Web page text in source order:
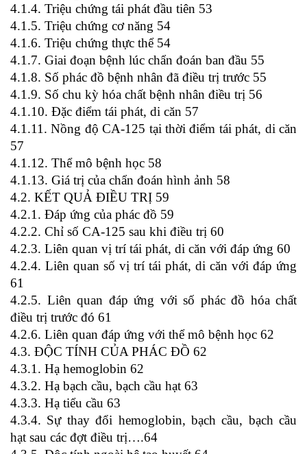
4.1.4. Triệu chứng tái phát đầu tiên 53
4.1.5. Triệu chứng cơ năng 54
4.1.6. Triệu chứng thực thể 54
4.1.7. Giai đoạn bệnh lúc chẩn đoán ban đầu 55
4.1.8. Số phác đồ bệnh nhân đã điều trị trước 55
4.1.9. Số chu kỳ hóa chất bệnh nhân điều trị 56
4.1.10. Đặc điểm tái phát, di căn 57
4.1.11. Nồng độ CA-125 tại thời điểm tái phát, di căn
57
4.1.12. Thể mô bệnh học 58
4.1.13. Giá trị của chẩn đoán hình ảnh 58
4.2. KẾT QUẢ ĐIỀU TRỊ 59
4.2.1. Đáp ứng của phác đồ 59
4.2.2. Chỉ số CA-125 sau khi điều trị 60
4.2.3. Liên quan vị trí tái phát, di căn với đáp ứng 60
4.2.4. Liên quan số vị trí tái phát, di căn với đáp ứng
61
4.2.5. Liên quan đáp ứng với số phác đồ hóa chất
điều trị trước đó 61
4.2.6. Liên quan đáp ứng với thể mô bệnh học 62
4.3. ĐỘC TÍNH CỦA PHÁC ĐỒ 62
4.3.1. Hạ hemoglobin 62
4.3.2. Hạ bạch cầu, bạch cầu hạt 63
4.3.3. Hạ tiểu cầu 63
4.3.4. Sự thay đổi hemoglobin, bạch cầu, bạch cầu
hạt sau các đợt điều trị….64